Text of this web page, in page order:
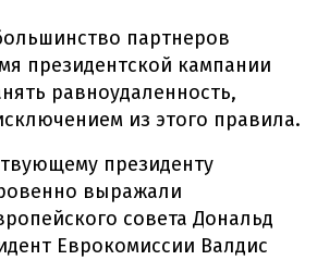
партнеров
президентской кампании
равноудаленность,
из этого правила.
президенту
выражали
совета Дональд
Еврокомиссии Валдис